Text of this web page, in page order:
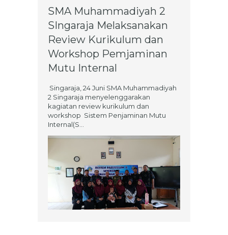
SMA Muhammadiyah 2
SIngaraja Melaksanakan
Review Kurikulum dan
Workshop Pemjaminan
Mutu Internal
Singaraja, 24 Juni SMA Muhammadiyah
2 Singaraja menyelenggarakan
kagiatan review kurikulum dan
workshop Sistem Penjaminan Mutu
Internal(S...